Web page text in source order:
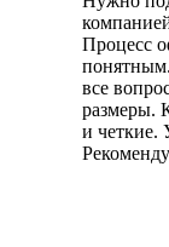
Процесс
все
размеры.
и четкие.